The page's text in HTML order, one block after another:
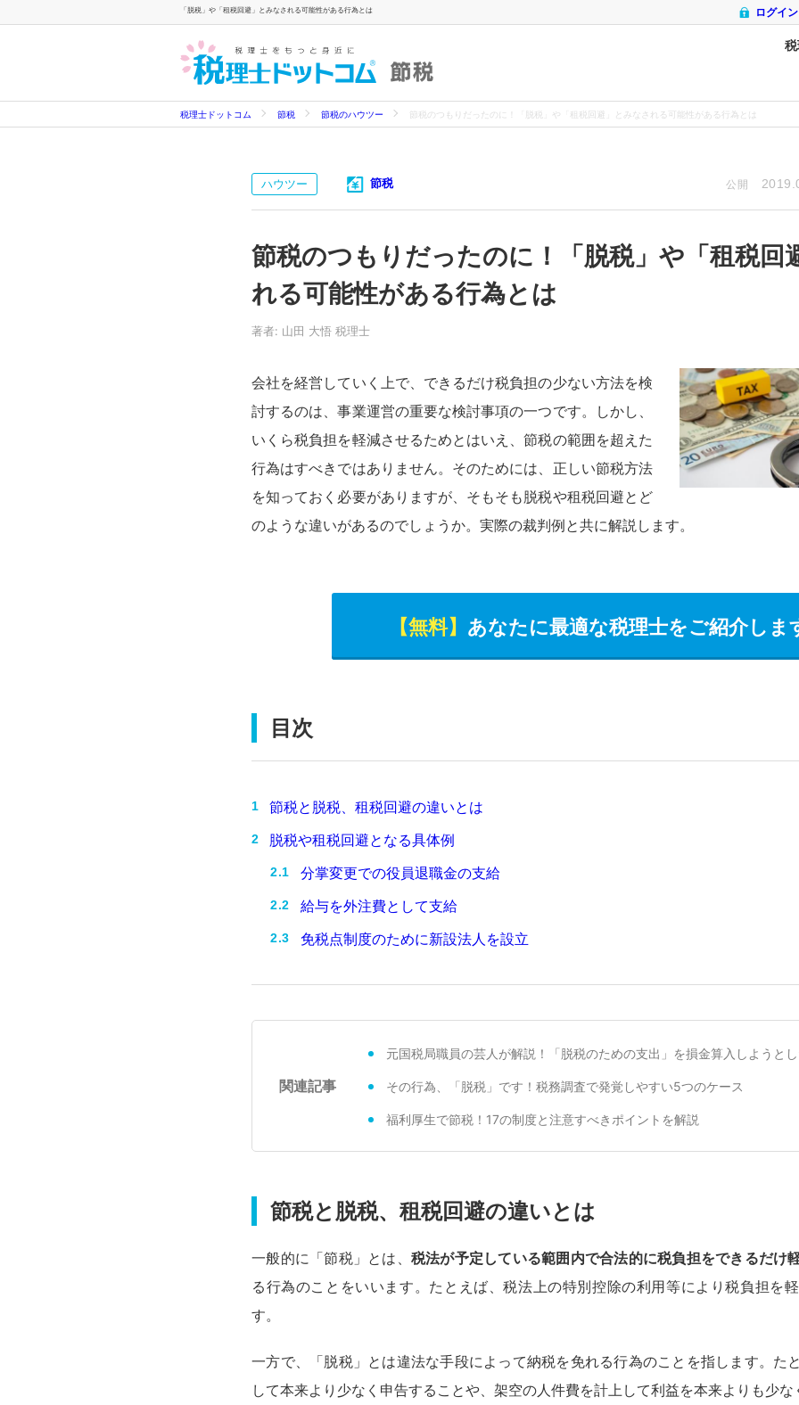
「脱税」や「租税回避」とみなされる可能性がある行為とは ログイン
税理士ドットコム 節税 節税のハウツー 節税のつもりだったのに！「脱税」や「租税回避」とみなされる可能性がある行為とは
ハウツー 節税 公開
節税のつもりだったのに！「脱税」や「租税回
れる可能性がある行為とは
著者: 山田 大悟 税理士
会社を経営していく上で、できるだけ税負担の少ない方法を検
討するのは、事業運営の重要な検討事項の一つです。しかし、
いくら税負担を軽減させるためとはいえ、節税の範囲を超えた
行為はすべきではありません。そのためには、正しい節税方法
を知っておく必要がありますが、そもそも脱税や租税回避とど
のような違いがあるのでしょうか。実際の裁判例と共に解説します。
【無料】 あなたに最適な税理士をご紹介しま
目次
節税と脱税、租税回避の違いとは
脱税や租税回避となる具体例
分掌変更での役員退職金の支給
給与を外注費として支給
免税点制度のために新設法人を設立
関連記事
元国税局職員の芸人が解説！「脱税のための支出」を損金算入しようと
その行為、「脱税」です！税務調査で発覚しやすい5つのケース
福利厚生で節税！17の制度と注意すべきポイントを解説
節税と脱税、租税回避の違いとは
一般的に「節税」とは、 税法が予定している範囲内で合法的に税負担をできるだけ
る行為のことをいいます。たとえば、税法上の特別控除の利用等により税負担を
す。
一方で、「脱税」とは違法な手段によって納税を免れる行為のことを指します。た
して本来より少なく申告することや、架空の人件費を計上して利益を本来よりも少